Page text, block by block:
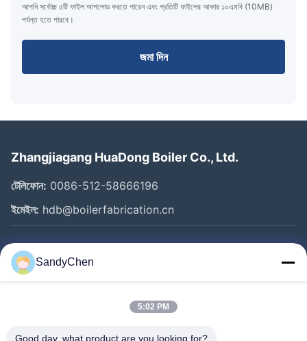
আপনি সর্বোচ্চ ৫টি ফাইল আপলোড করতে পারেন এবং প্রতিটি ফাইলের আকার ১০এমবি (10MB)
পর্যন্ত হতে পারবে।
জমা দিন
Zhangjiagang HuaDong Boiler Co., Ltd.
টেলিফোন: 0086-512-58666196
ইমেইল: hdb@boilerfabrication.cn
গুরুত্বপূর্ণ সংযোগ
বাড়ি
ভিডিও
SandyChen
5:02 PM
Good day, what product are you looking for?